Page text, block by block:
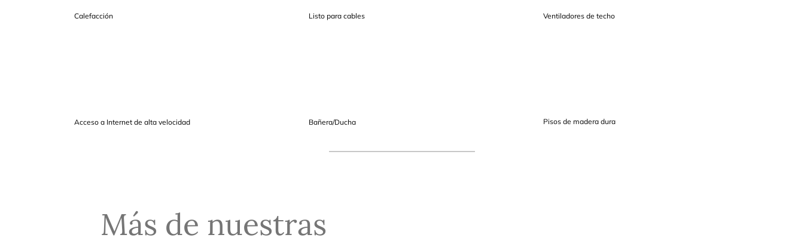
Calefacción Listo para cables Ventiladores de techo
Acceso a Internet de alta velocidad Bañera/Ducha Pisos de madera dura
Más de nuestras